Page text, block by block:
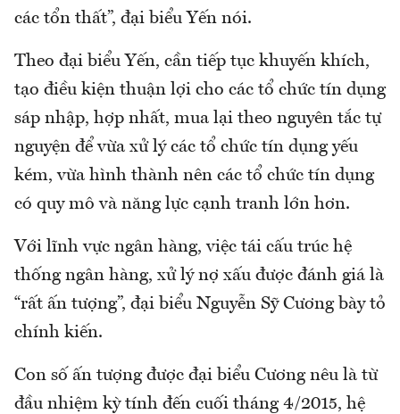
các tổn thất”, đại biểu Yến nói.
Theo đại biểu Yến, cần tiếp tục khuyến khích,
tạo điều kiện thuận lợi cho các tổ chức tín dụng
sáp nhập, hợp nhất, mua lại theo nguyên tắc tự
nguyện để vừa xử lý các tổ chức tín dụng yếu
kém, vừa hình thành nên các tổ chức tín dụng
có quy mô và năng lực cạnh tranh lớn hơn.
Với lĩnh vực ngân hàng, việc tái cấu trúc hệ
thống ngân hàng, xử lý nợ xấu được đánh giá là
“rất ấn tượng”, đại biểu Nguyễn Sỹ Cương bày tỏ
chính kiến.
Con số ấn tượng được đại biểu Cương nêu là từ
đầu nhiệm kỳ tính đến cuối tháng 4/2015, hệ